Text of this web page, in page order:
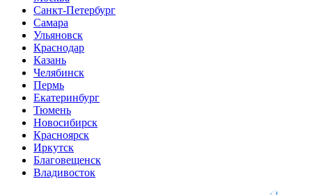
Санкт-Петербург
Самара
Ульяновск
Краснодар
Казань
Челябинск
Пермь
Екатеринбург
Тюмень
Новосибирск
Красноярск
Иркутск
Благовещенск
Владивосток